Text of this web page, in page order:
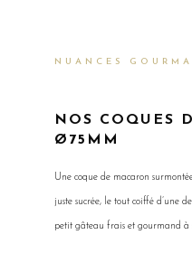
NUANCES
NOS COQUES
Ø75MM
Une coque de macaron
juste sucrée, le tout coiffé d’une
petit gâteau frais et gourmand à